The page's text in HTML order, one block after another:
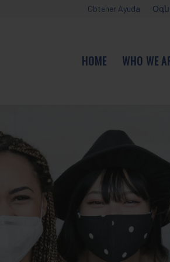
Obtener Ayuda
HOME WHO WE